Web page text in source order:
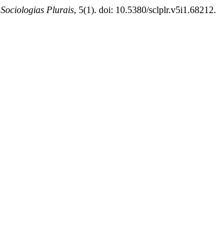
Sociologias Plurais, 5(1). doi: 10.5380/sclplr.v5i1.68212.